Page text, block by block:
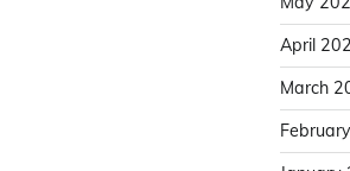
April
March